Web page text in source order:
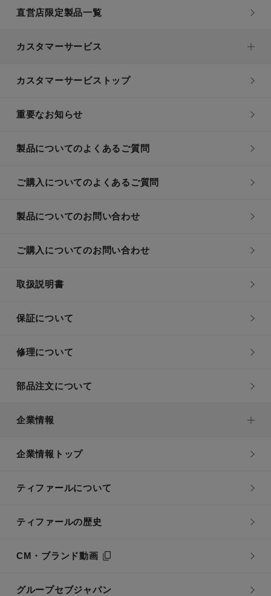
直営店限定製品一覧
カスタマーサービス
カスタマーサービストップ
重要なお知らせ
製品についてのよくあるご質問
ご購入についてのよくあるご質問
製品についてのお問い合わせ
ご購入についてのお問い合わせ
取扱説明書
保証について
修理について
部品注文について
企業情報
企業情報トップ
ティファールについて
ティファールの歴史
CM・ブランド動画
グループセブジャパン